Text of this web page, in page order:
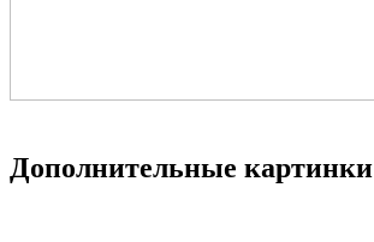
Дополнительные картинки